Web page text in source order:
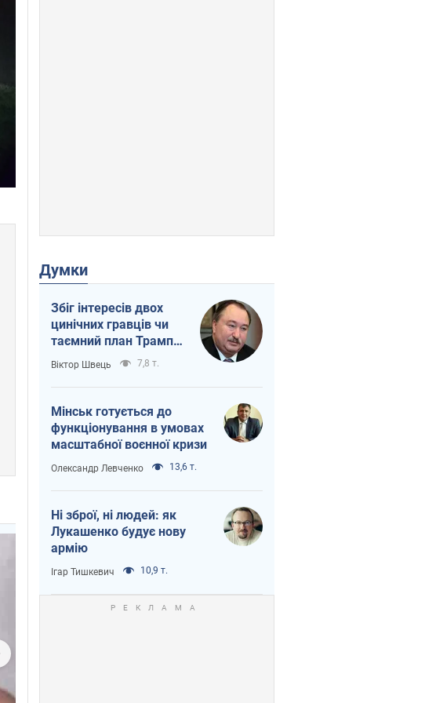
Думки
Збіг інтересів двох
цинічних гравців чи
таємний план Трампа
і Путіна?
Віктор Швець 7,8 т.
Мінськ готується до
функціонування в умовах
масштабної воєнної кризи
Олександр Левченко 13,6 т.
Ні зброї, ні людей: як
Лукашенко будує нову
армію
Ігар Тишкевич 10,9 т.